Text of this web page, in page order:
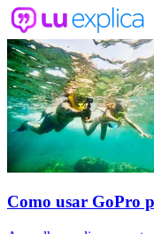
Como usar GoPro